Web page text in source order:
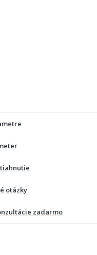
otázky
zadarmo